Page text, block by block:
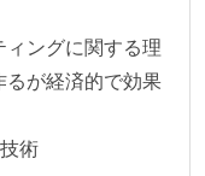
ングに関する理
るが経済的で効果
術